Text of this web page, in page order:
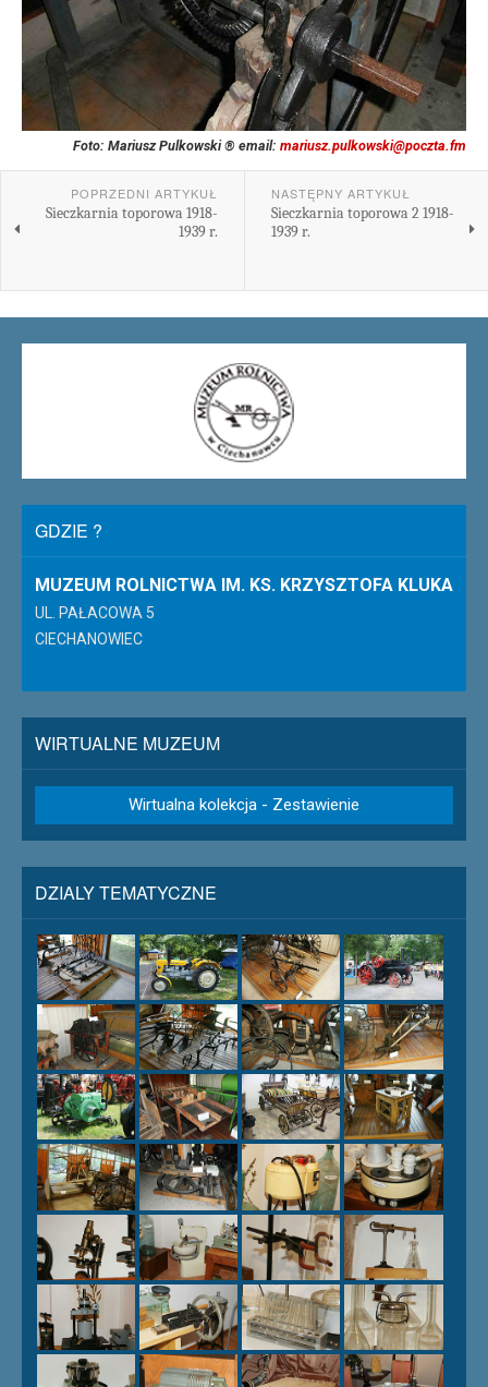
Foto: Mariusz Pulkowski ® email: mariusz.pulkowski@poczta.fm
POPRZEDNI ARTYKUŁ
Sieczkarnia toporowa 1918-
1939 r.
NASTĘPNY ARTYKUŁ
Sieczkarnia toporowa 2 1918-
1939 r.
GDZIE ?
MUZEUM ROLNICTWA IM. KS. KRZYSZTOFA KLUKA
UL. PAŁACOWA 5
CIECHANOWIEC
WIRTUALNE MUZEUM
Wirtualna kolekcja - Zestawienie
DZIALY TEMATYCZNE